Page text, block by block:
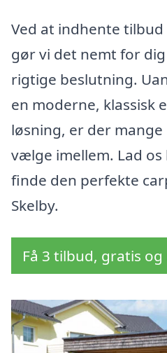
Ved at indhente
gør vi det nemt for
rigtige beslutning.
en moderne, klassisk
løsning, er der
vælge imellem. Lad
finde den perfekte
Skelby.
Få 3 tilbud, gratis